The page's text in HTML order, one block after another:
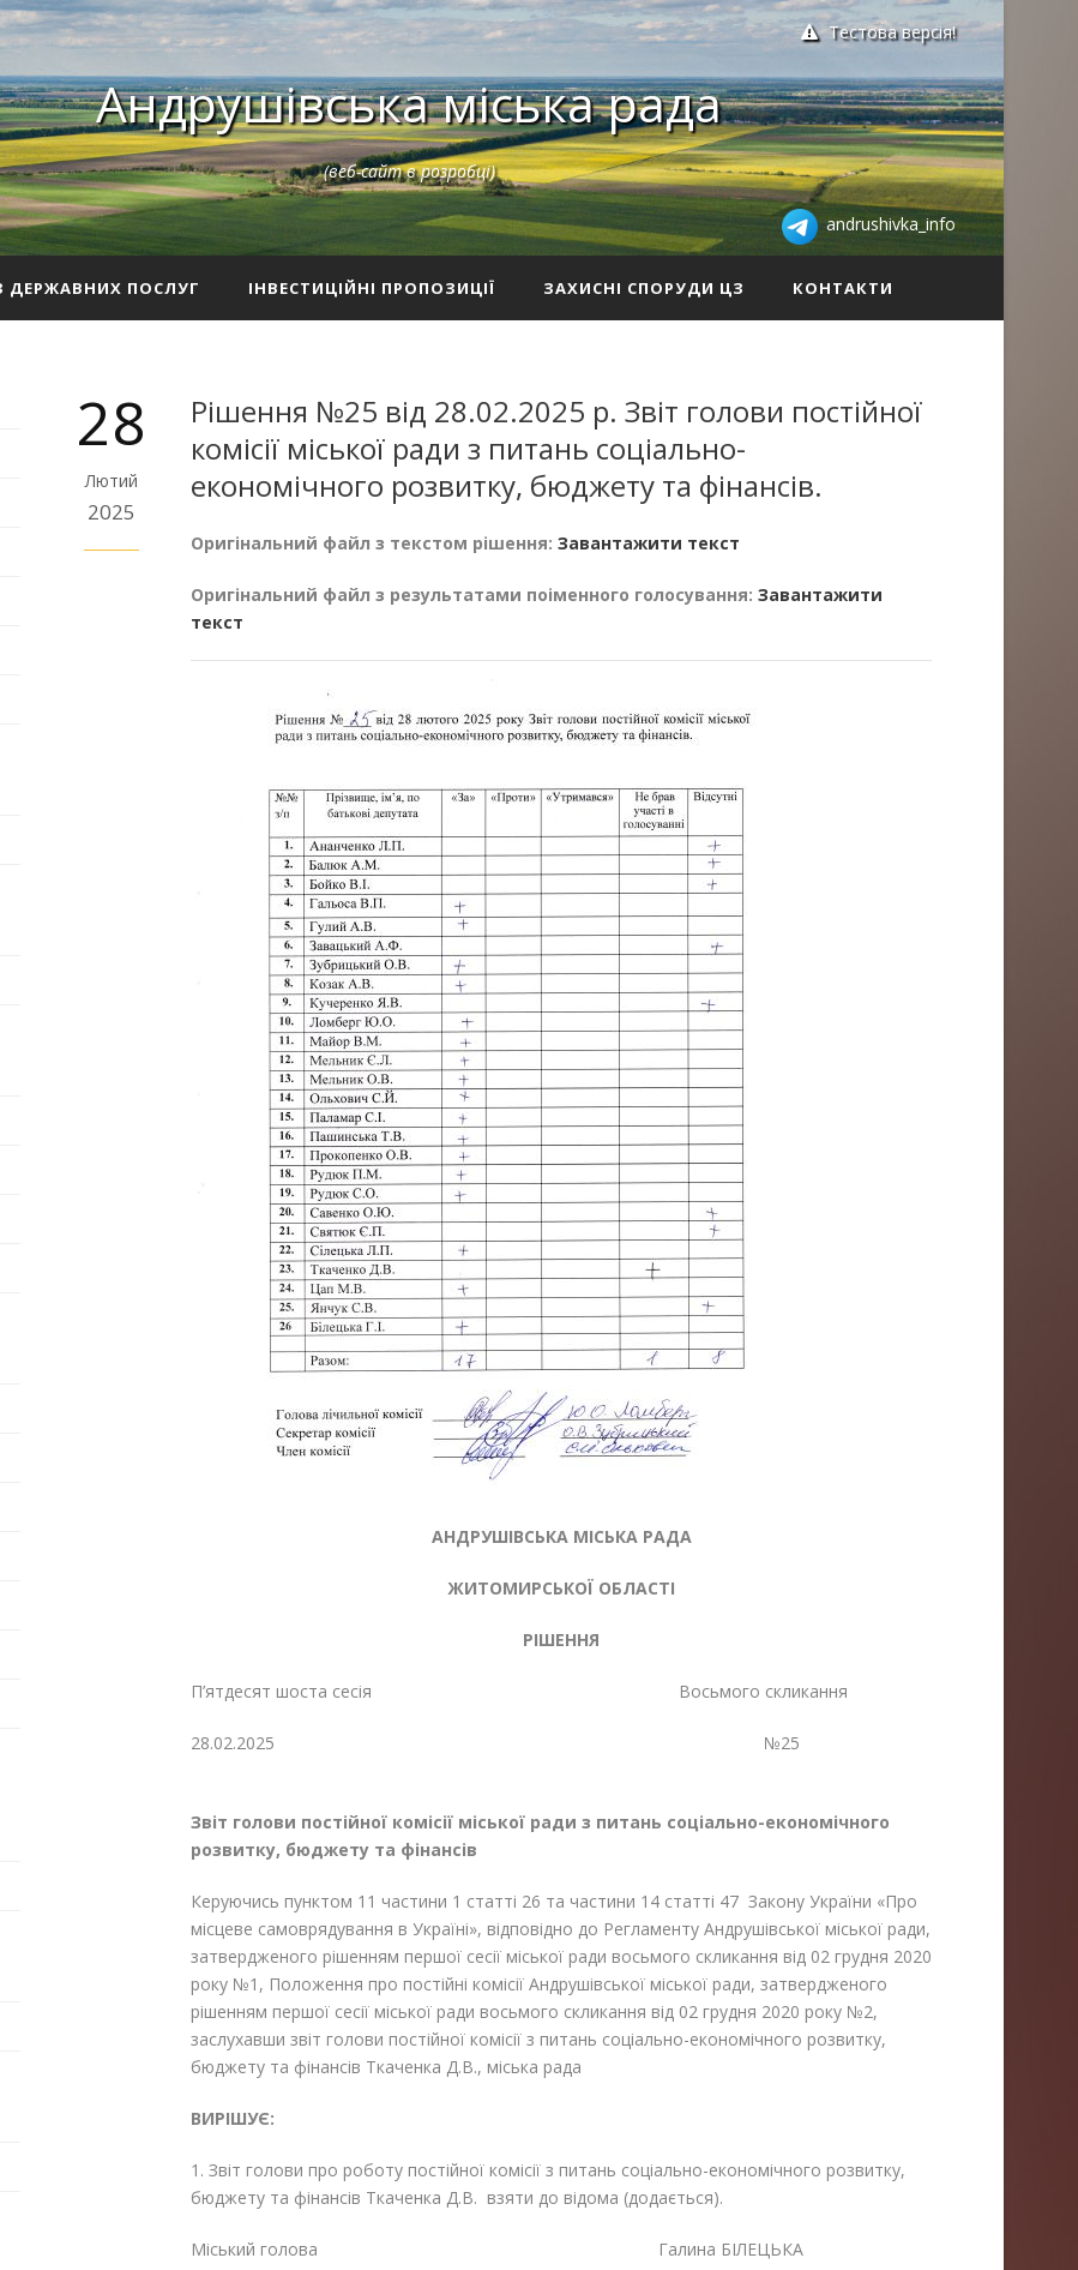
Тестова версія!
Андрушівська міська рада
(веб-сайт в розробці)
andrushivka_info
ДЕРЖАВНИХ ПОСЛУГ ІНВЕСТИЦІЙНІ ПРОПОЗИЦІЇ ЗАХИСНІ СПОРУДИ ЦЗ КОНТАКТИ
28
Лютий
2025
Рішення №25 від 28.02.2025 р. Звіт голови постійної
комісії міської ради з питань соціально-
економічного розвитку, бюджету та фінансів.
Оригінальний файл з текстом рішення: Завантажити текст
Оригінальний файл з результатами поіменного голосування: Завантажити
текст
АНДРУШІВСЬКА МІСЬКА РАДА
ЖИТОМИРСЬКОЇ ОБЛАСТІ
РІШЕННЯ
П’ятдесят шоста сесія Восьмого скликання
28.02.2025 №25
Звіт голови постійної комісії міської ради з питань соціально-економічного
розвитку, бюджету та фінансів
Керуючись пунктом 11 частини 1 статті 26 та частини 14 статті 47 Закону України «Про
місцеве самоврядування в Україні», відповідно до Регламенту Андрушівської міської ради,
затвердженого рішенням першої сесії міської ради восьмого скликання від 02 грудня 2020
року №1, Положення про постійні комісії Андрушівської міської ради, затвердженого
рішенням першої сесії міської ради восьмого скликання від 02 грудня 2020 року №2,
заслухавши звіт голови постійної комісії з питань соціально-економічного розвитку,
бюджету та фінансів Ткаченка Д.В., міська рада
ВИРІШУЄ:
1. Звіт голови про роботу постійної комісії з питань соціально-економічного розвитку,
бюджету та фінансів Ткаченка Д.В. взяти до відома (додається).
Міський голова Галина БІЛЕЦЬКА